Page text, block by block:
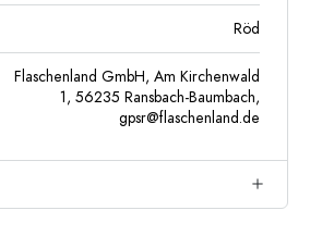
Röd
Flaschenland GmbH, Am Kirchenwald
1, 56235 Ransbach-Baumbach,
gpsr@flaschenland.de